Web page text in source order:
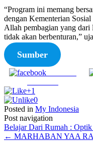
“Program ini memang
dengan Kementerian
Allah pembagian yang
tidak akan berbenturan,”
Sumber
+1
0
Posted in My Indonesia
Post navigation
Belajar Dari Rumah :
← MARHABAN YAA